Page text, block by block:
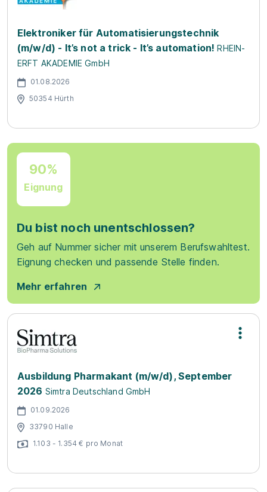
Elektroniker für Automatisierungstechnik
(m/w/d) - It’s not a trick - It’s automation! RHEIN-
ERFT AKADEMIE GmbH
01.08.2026
50354 Hürth
90%
Eignung
Du bist noch unentschlossen?
Geh auf Nummer sicher mit unserem Berufswahltest.
Eignung checken und passende Stelle finden.
Mehr erfahren
Ausbildung Pharmakant (m/w/d), September
2026 Simtra Deutschland GmbH
01.09.2026
33790 Halle
1.103 - 1.354 € pro Monat